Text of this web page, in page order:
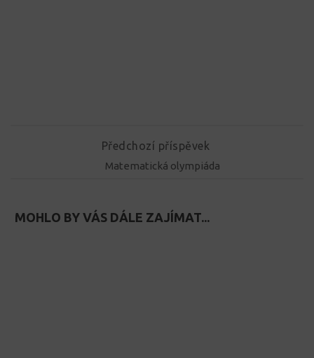
Předchozí příspěvek
Matematická olympiáda
MOHLO BY VÁS DÁLE ZAJÍMAT...